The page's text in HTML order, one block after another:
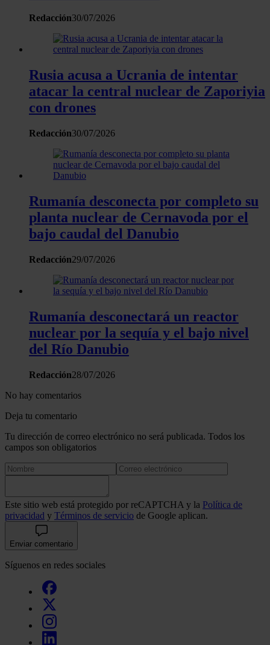
sociales, publicidad y análisis web, quienes pueden
recopilado a partir del uso que haya hecho de sus servicios.
Redacción30/07/2026
Rusia acusa a Ucrania de intentar
atacar la central nuclear de Zaporiyia
con drones
Redacción30/07/2026
Rumanía desconecta por completo su
planta nuclear de Cernavoda por el
bajo caudal del Danubio
Redacción29/07/2026
Rumanía desconectará un reactor
nuclear por la sequía y el bajo nivel
del Río Danubio
Redacción28/07/2026
No hay comentarios
Deja tu comentario
Tu dirección de correo electrónico no será publicada. Todos los
campos son obligatorios
Este sitio web está protegido por reCAPTCHA y la Política de
privacidad y Términos de servicio de Google aplican.
Enviar comentario
Síguenos en redes sociales